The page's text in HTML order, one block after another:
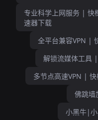
专业科学上网服务 |
速器下载
全平台兼容VPN |
解锁流媒体工
多节点高速VPN |
佛跳墙
小黑牛|